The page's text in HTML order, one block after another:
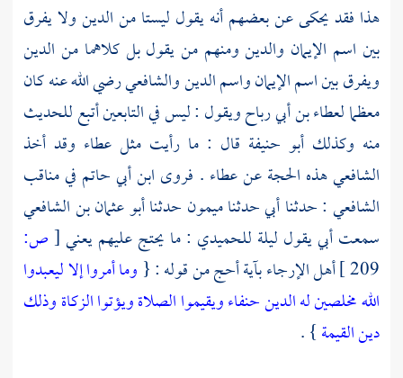
هذا فقد يحكى عن بعضهم أنه يقول ليستا من الدين ولا يفرق
بين اسم الإيمان والدين ومنهم من يقول بل كلاهما من الدين
ويفرق بين اسم الإيمان واسم الدينوالشافعيرضي الله عنه كان
معظمالعطاء بن أبي رباحويقول : ليس في التابعين أتبع للحديث
منه وكذلكأبو حنيفة قال : ما رأيت مثل عطاء وقد أخذ
الشافعيهذه الحجة عنعطاء . فروى ابن أبي حاتم في مناقب
الشافعي : حدثنا أبي حدثناميمون حدثناأبو عثمان بن الشافعي
سمعت أبي يقول ليلة للحميدي : ما يحتج عليهم يعني[ص:
209 ] أهل الإرجاء بآية أحج من قوله : { وما أمروا إلا ليعبدوا
الله مخلصين له الدين حنفاء ويقيموا الصلاة ويؤتوا الزكاة وذلك
دين القيمة} .